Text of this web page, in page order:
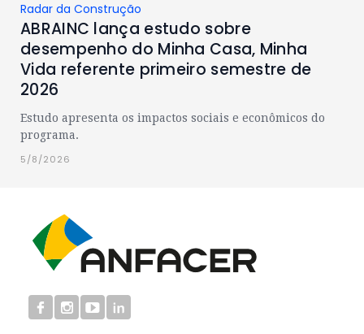
Radar da Construção
ABRAINC lança estudo sobre
desempenho do Minha Casa, Minha
Vida referente primeiro semestre de
2026
Estudo apresenta os impactos sociais e econômicos do
programa.
5/8/2026